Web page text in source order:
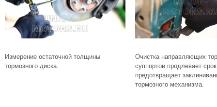
Измерение остаточной толщины
тормозного диска.
Очистка направляющих
суппортов продлевает
предотвращает
тормозного механизма.